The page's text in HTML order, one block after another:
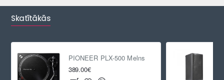
Skatītākās
PIONEER PLX-500 Melns
389.00€